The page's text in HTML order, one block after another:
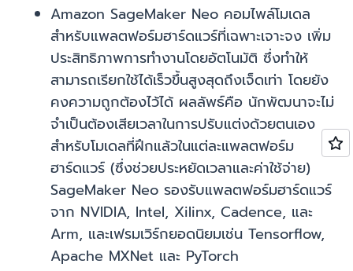
Amazon SageMaker Neo คอมไพล์โมเดล
สำหรับแพลตฟอร์มฮาร์ดแวร์ที่เฉพาะเจาะจง เพิ่ม
ประสิทธิภาพการทำงานโดยอัตโนมัติ ซึ่งทำให้
สามารถเรียกใช้ได้เร็วขึ้นสูงสุดถึงเจ็ดเท่า โดยยัง
คงความถูกต้องไว้ได้ ผลลัพธ์คือ นักพัฒนาจะไม่
จำเป็นต้องเสียเวลาในการปรับแต่งด้วยตนเอง
สำหรับโมเดลที่ฝึกแล้วในแต่ละแพลตฟอร์ม
ฮาร์ดแวร์ (ซึ่งช่วยประหยัดเวลาและค่าใช้จ่าย)
SageMaker Neo รองรับแพลตฟอร์มฮาร์ดแวร์
จาก NVIDIA, Intel, Xilinx, Cadence, และ
Arm, และเฟรมเวิร์กยอดนิยมเช่น Tensorflow,
Apache MXNet และ PyTorch